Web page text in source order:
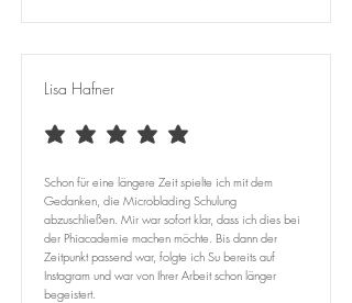
Lisa Hafner
average rating is 5 out of 5
Schon für eine längere Zeit spielte ich mit dem
Gedanken, die Microblading Schulung
abzuschließen. Mir war sofort klar, dass ich dies bei
der Phiacademie machen möchte. Bis dann der
Zeitpunkt passend war, folgte ich Su bereits auf
Instagram und war von Ihrer Arbeit schon länger
begeistert.